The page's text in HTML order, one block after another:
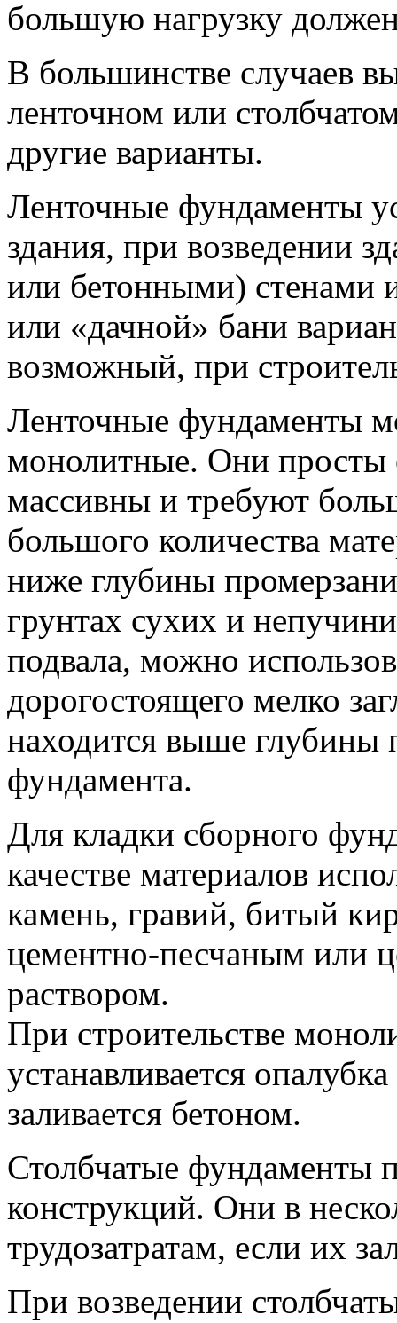
большую нагрузку
В большинстве случаев
ленточном или
другие варианты.
Ленточные фундаменты
здания, при возведении
или бетонными) стенами
или «дачной» бани
возможный, при
Ленточные фундаменты
монолитные. Они просты
массивны и требуют
большого количества
ниже глубины
грунтах сухих и
подвала, можно
дорогостоящего мелко
находится выше глубины
фундамента.
Для кладки сборного
качестве материалов
камень, гравий, битый
цементно-песчаным или
раствором.
При строительстве
устанавливается
заливается бетоном.
Столбчатые фундаменты
конструкций. Они в
трудозатратам, если их
При возведении